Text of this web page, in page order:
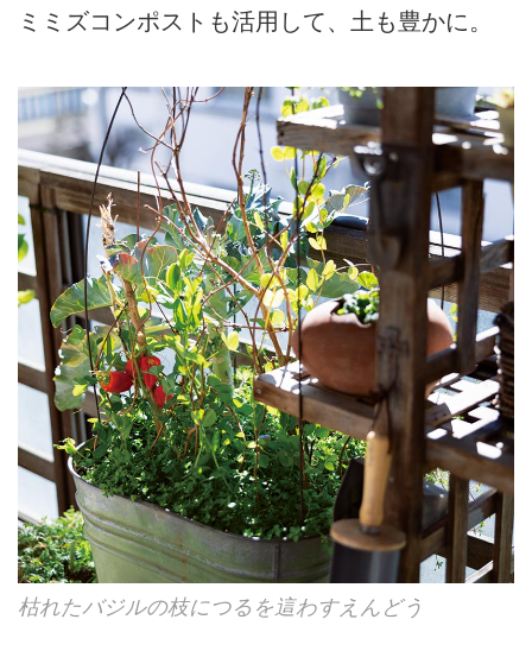
ミミズコンポストも活用して、土も豊かに。
枯れたバジルの枝につるを這わすえんどう